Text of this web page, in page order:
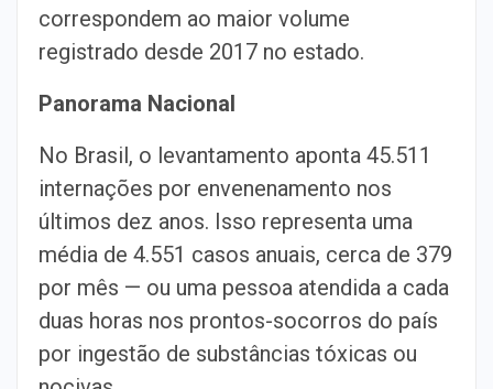
correspondem ao maior volume
registrado desde 2017 no estado.
Panorama Nacional
No Brasil, o levantamento aponta 45.511
internações por envenenamento nos
últimos dez anos. Isso representa uma
média de 4.551 casos anuais, cerca de 379
por mês — ou uma pessoa atendida a cada
duas horas nos prontos-socorros do país
por ingestão de substâncias tóxicas ou